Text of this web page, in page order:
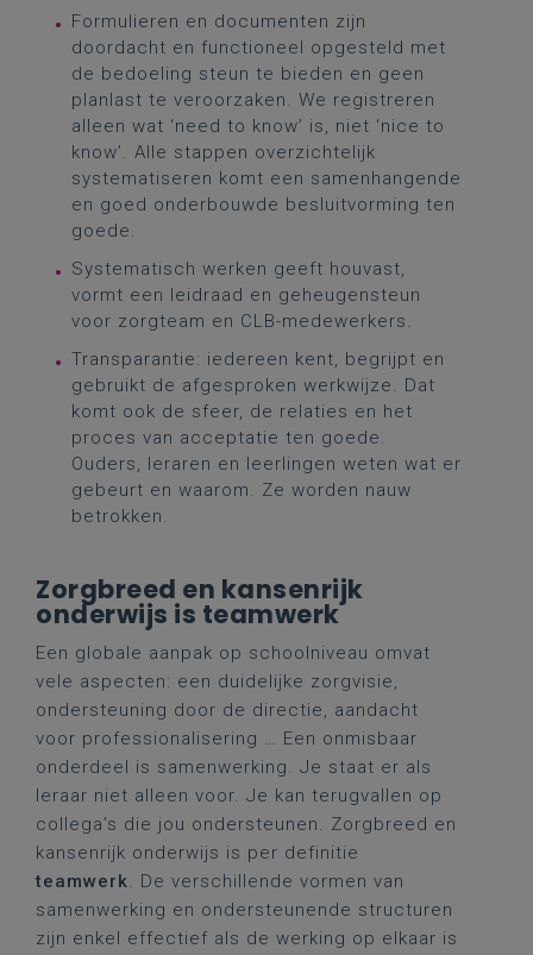
Formulieren en documenten zijn
doordacht en functioneel opgesteld met
de bedoeling steun te bieden en geen
planlast te veroorzaken. We registreren
alleen wat ‘need to know’ is, niet ‘nice to
know’. Alle stappen overzichtelijk
systematiseren komt een samenhangende
en goed onderbouwde besluitvorming ten
goede.
Systematisch werken geeft houvast,
vormt een leidraad en geheugensteun
voor zorgteam en CLB-medewerkers.
Transparantie: iedereen kent, begrijpt en
gebruikt de afgesproken werkwijze. Dat
komt ook de sfeer, de relaties en het
proces van acceptatie ten goede.
Ouders, leraren en leerlingen weten wat er
gebeurt en waarom. Ze worden nauw
betrokken.
Zorgbreed en kansenrijk
onderwijs is teamwerk
Een globale aanpak op schoolniveau omvat
vele aspecten: een duidelijke zorgvisie,
ondersteuning door de directie, aandacht
voor professionalisering … Een onmisbaar
onderdeel is samenwerking. Je staat er als
leraar niet alleen voor. Je kan terugvallen op
collega’s die jou ondersteunen. Zorgbreed en
kansenrijk onderwijs is per definitie
teamwerk. De verschillende vormen van
samenwerking en ondersteunende structuren
zijn enkel effectief als de werking op elkaar is